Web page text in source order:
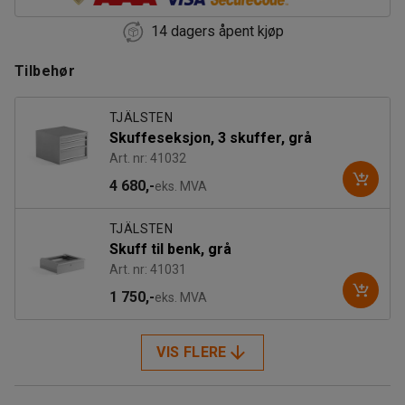
14 dagers åpent kjøp
Tilbehør
TJÄLSTEN
Skuffeseksjon, 3 skuffer, grå
Art. nr: 41032
4 680,-eks. MVA
TJÄLSTEN
Skuff til benk, grå
Art. nr: 41031
1 750,-eks. MVA
VIS FLERE